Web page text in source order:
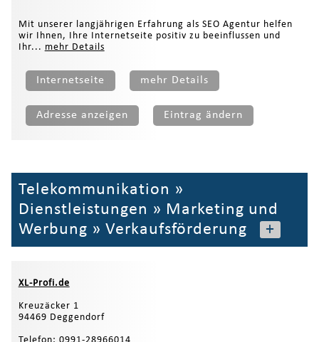
Mit unserer langjährigen Erfahrung als SEO Agentur helfen
wir Ihnen, Ihre Internetseite positiv zu beeinflussen und
Ihr... mehr Details
Internetseite mehr Details
Adresse anzeigen Eintrag ändern
Telekommunikation »
Dienstleistungen » Marketing und
Werbung » Verkaufsförderung +
XL-Profi.de
Kreuzäcker 1
94469 Deggendorf